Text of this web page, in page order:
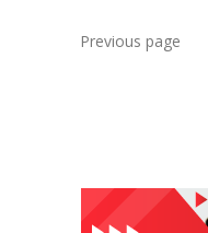
Previous page